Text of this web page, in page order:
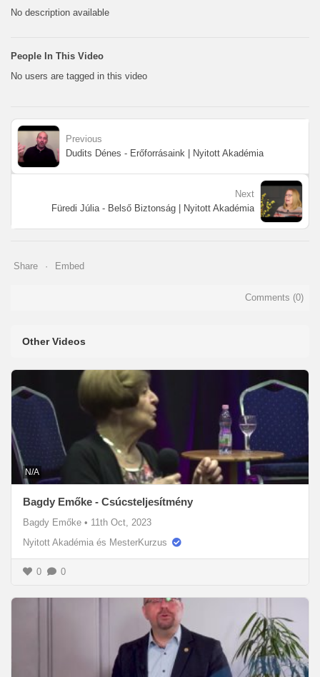
No description available
People In This Video
No users are tagged in this video
Previous
Dudits Dénes - Erőforrásaink | Nyitott Akadémia
Next
Füredi Júlia - Belső Biztonság | Nyitott Akadémia
Share Embed
Comments (0)
Other Videos
N/A
Bagdy Emőke - Csúcsteljesítmény
Bagdy Emőke • 11th Oct, 2023
Nyitott Akadémia és MesterKurzus
0 0